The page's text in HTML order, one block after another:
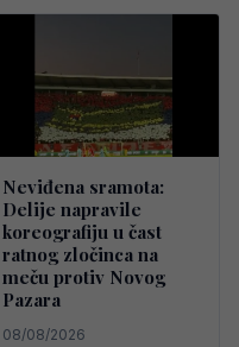
Neviđena sramota:
Delije napravile
koreografiju u čast
ratnog zločinca na
meču protiv Novog
Pazara
08/08/2026